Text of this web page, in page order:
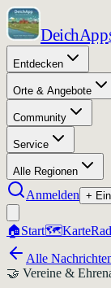
DeichApp
Entdecken
Orte & Angebote
Community
Service
Alle Regionen
Anmelden +
🏠Start🗺️Karte
Alle
🤝 Vereine &